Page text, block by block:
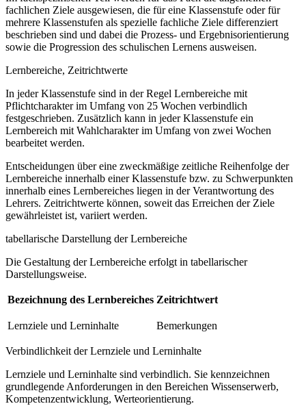
fachlichen Ziele ausgewiesen, die für eine Klassenstufe oder für
mehrere Klassenstufen als spezielle fachliche Ziele differenziert
beschrieben sind und dabei die Prozess- und Ergebnisorientierung
sowie die Progression des schulischen Lernens ausweisen.
Lernbereiche, Zeitrichtwerte
In jeder Klassenstufe sind in der Regel Lernbereiche mit
Pflichtcharakter im Umfang von 25 Wochen verbindlich
festgeschrieben. Zusätzlich kann in jeder Klassenstufe ein
Lernbereich mit Wahlcharakter im Umfang von zwei Wochen
bearbeitet werden.
Entscheidungen über eine zweckmäßige zeitliche Reihenfolge der
Lernbereiche innerhalb einer Klassenstufe bzw. zu Schwerpunkten
innerhalb eines Lernbereiches liegen in der Verantwortung des
Lehrers. Zeitrichtwerte können, soweit das Erreichen der Ziele
gewährleistet ist, variiert werden.
tabellarische Darstellung der Lernbereiche
Die Gestaltung der Lernbereiche erfolgt in tabellarischer
Darstellungsweise.
Bezeichnung des Lernbereiches Zeitrichtwert
Lernziele und Lerninhalte Bemerkungen
Verbindlichkeit der Lernziele und Lerninhalte
Lernziele und Lerninhalte sind verbindlich. Sie kennzeichnen
grundlegende Anforderungen in den Bereichen Wissenserwerb,
Kompetenzentwicklung, Werteorientierung.